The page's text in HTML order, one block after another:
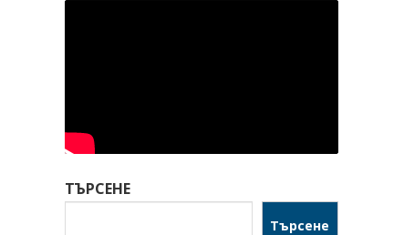
ТЪРСЕНЕ
Търсене